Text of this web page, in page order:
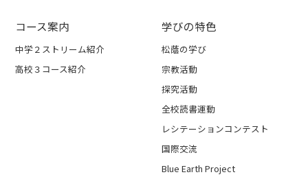
コース案内
中学２ストリーム紹介
高校３コース紹介
学びの特色
松蔭の学び
宗教活動
探究活動
全校読書運動
レシテーションコンテスト
国際交流
Blue Earth Project